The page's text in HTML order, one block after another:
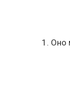
1. Оно